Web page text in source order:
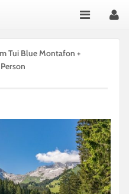
Tui Blue Montafon +